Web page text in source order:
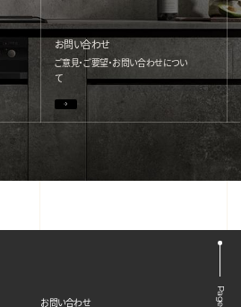
お問い合わせ
ご意見・ご要望・お問い合わせについ
て
お問い合わせ